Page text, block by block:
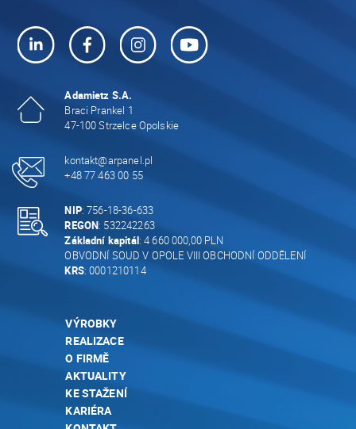
Adamietz S.A.
Braci Prankel 1
47-100 Strzelce Opolskie
kontakt@arpanel.pl
+48 77 463 00 55
NIP: 756-18-36-633
REGON: 532242263
Základní kapitál: 4 660 000,00 PLN
OBVODNÍ SOUD V OPOLE VIII OBCHODNÍ ODDĚLENÍ
KRS: 0001210114
VÝROBKY
REALIZACE
O FIRMĚ
AKTUALITY
KE STAŽENÍ
KARIÉRA